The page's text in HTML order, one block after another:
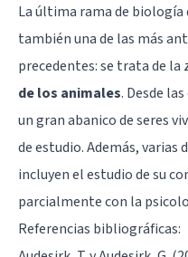
La última rama de biología
también una de las más
precedentes: se trata de la
de los animales. Desde
un gran abanico de seres
de estudio. Además, varias
incluyen el estudio de su
parcialmente con la
Referencias bibliográficas: